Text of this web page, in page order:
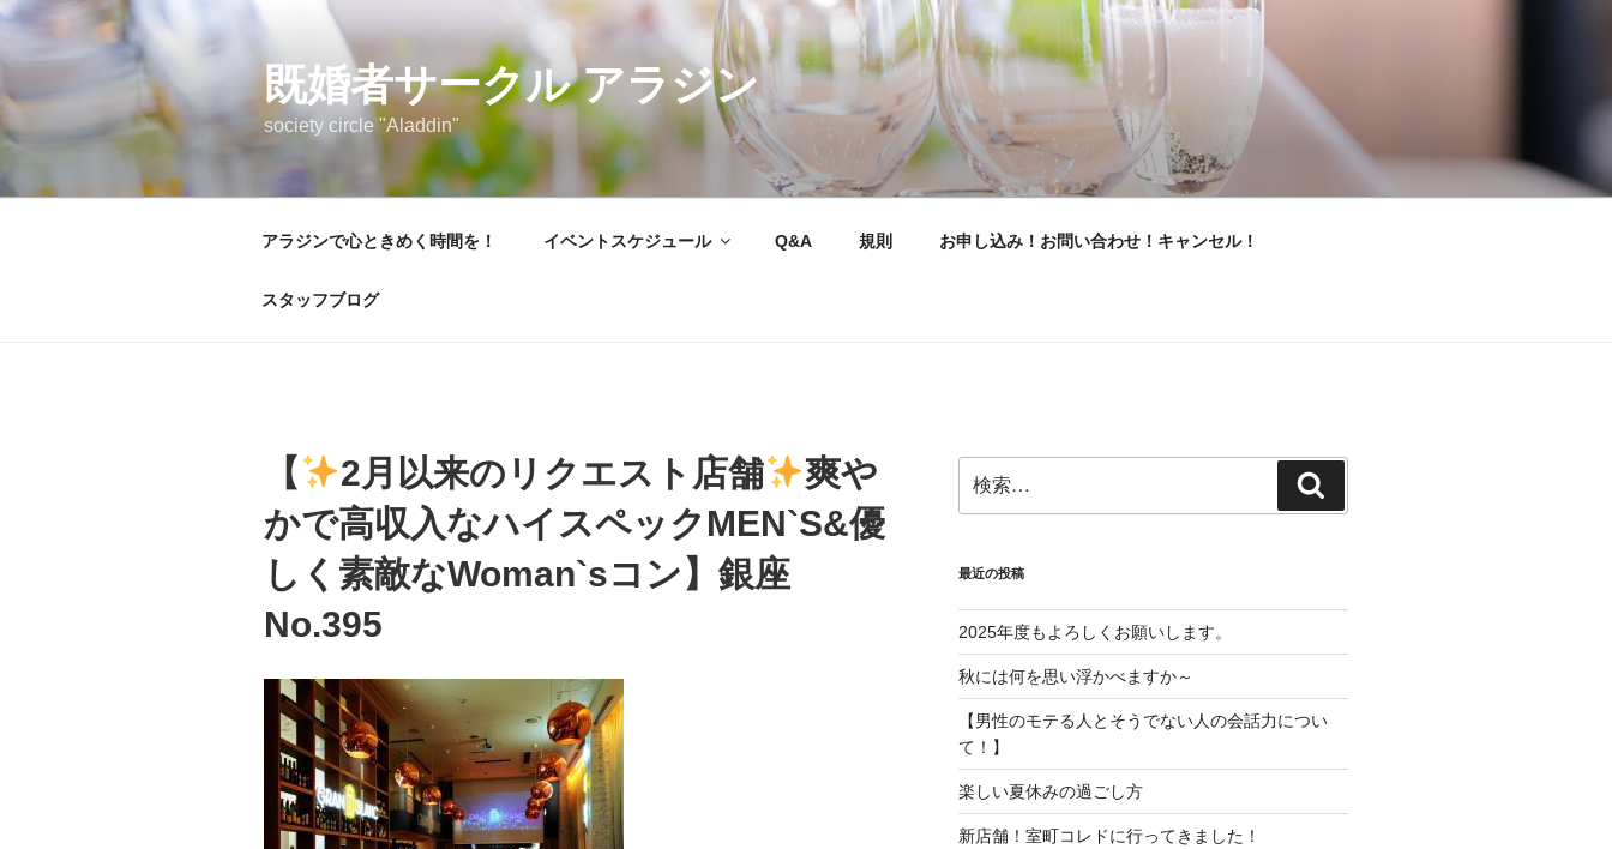
コ
テ
ン
ツ
ス
既婚者サークル アラジン
society circle "Aladdin"
アラジンで心ときめく時間を！ イベントスケジュール Q&A 規則 お申し込み！お問い合わせ！キャンセル！
スタッフブログ
【 2月以来のリクエスト店舗
爽や
かで高収入なハイスペックMEN`S&優
しく素敵なWoman`sコン】銀座
No.395
索:
索
最近の投稿
2025年度もよろしくお願いします。
秋には何を思い浮かべますか～
【男性のモテる人とそうでない人の会話力につい
て！】
楽しい夏休みの過ごし方
新店舗！室町コレドに行ってきました！